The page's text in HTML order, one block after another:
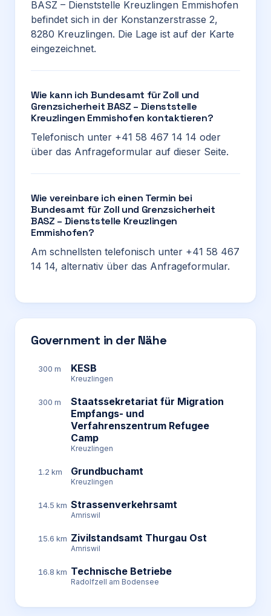
BASZ – Dienststelle Kreuzlingen Emmishofen
befindet sich in der Konstanzerstrasse 2,
8280 Kreuzlingen. Die Lage ist auf der Karte
eingezeichnet.
Wie kann ich Bundesamt für Zoll und
Grenzsicherheit BASZ – Dienststelle
Kreuzlingen Emmishofen kontaktieren?
Telefonisch unter +41 58 467 14 14 oder
über das Anfrageformular auf dieser Seite.
Wie vereinbare ich einen Termin bei
Bundesamt für Zoll und Grenzsicherheit
BASZ – Dienststelle Kreuzlingen
Emmishofen?
Am schnellsten telefonisch unter +41 58 467
14 14, alternativ über das Anfrageformular.
Government in der Nähe
300 m KESB
Kreuzlingen
300 m
Staatssekretariat für Migration
Empfangs- und
Verfahrenszentrum Refugee
Camp
Kreuzlingen
1.2 km Grundbuchamt
Kreuzlingen
14.5 km Strassenverkehrsamt
Amriswil
15.6 km Zivilstandsamt Thurgau Ost
Amriswil
16.8 km Technische Betriebe
Radolfzell am Bodensee